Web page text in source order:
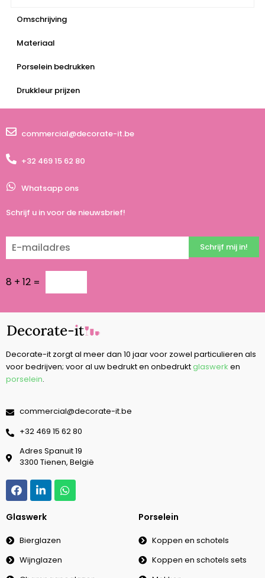
Omschrijving
Materiaal
Porselein bedrukken
Drukkleur prijzen
commercial@decorate-it.be
+32 469 15 62 80
Whatsapp ons
Schrijf u in voor de nieuwsbrief!
8 + 12 =
Schrijf mij in!
Decorate-it zorgt al meer dan 10 jaar voor zowel particulieren als
voor bedrijven; voor al uw bedrukt en onbedruktglaswerk en
porselein.
commercial@decorate-it.be
‭+32 469 15 62 80‬
Adres Spanuit 19
3300 Tienen, België
Glaswerk
Bierglazen
Wijnglazen
Porselein
Koppen en schotels
Koppen en schotels sets